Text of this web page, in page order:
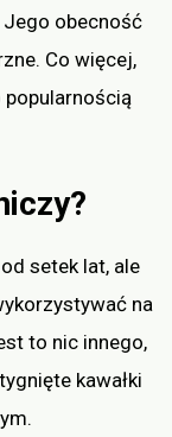
obecność
Co więcej,
setek lat, ale
na
to nic innego,
kawałki